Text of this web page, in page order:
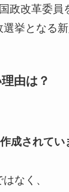
政改革委員
挙となる新
由は？
成されてい
なく、